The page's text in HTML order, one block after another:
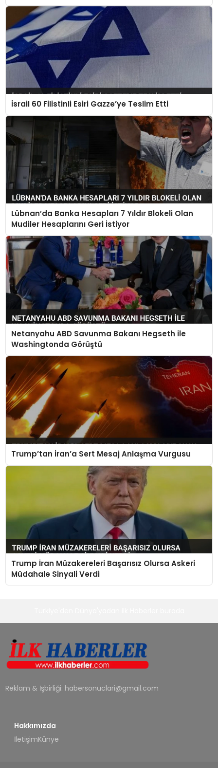
İsrail 60 Filistinli Esiri Gazze’ye Teslim Etti
Lübnan’da Banka Hesapları 7 Yıldır Blokeli Olan
Mudiler Hesaplarını Geri İstiyor
Netanyahu ABD Savunma Bakanı Hegseth ile
Washingtonda Görüştü
Trump’tan İran’a Sert Mesaj Anlaşma Vurgusu
Trump İran Müzakereleri Başarısız Olursa Askeri
Müdahale Sinyali Verdi
Reklam & İşbirliği: habersonuclari@gmail.com
Hakkımızda
İletişimKünye